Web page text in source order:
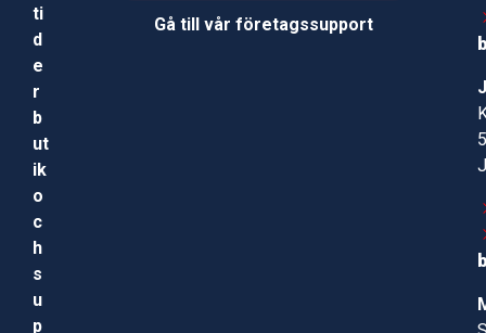
ti
d
e
r
b
ut
ik
o
c
h
s
u
p
Gå till vår företagssupport